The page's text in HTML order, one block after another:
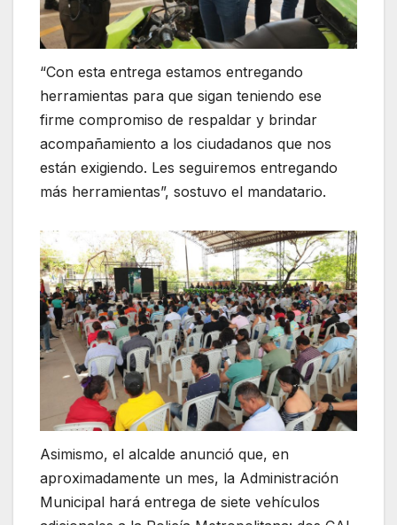
“Con esta entrega estamos entregando
herramientas para que sigan teniendo ese
firme compromiso de respaldar y brindar
acompañamiento a los ciudadanos que nos
están exigiendo. Les seguiremos entregando
más herramientas”, sostuvo el mandatario.
Asimismo, el alcalde anunció que, en
aproximadamente un mes, la Administración
Municipal hará entrega de siete vehículos